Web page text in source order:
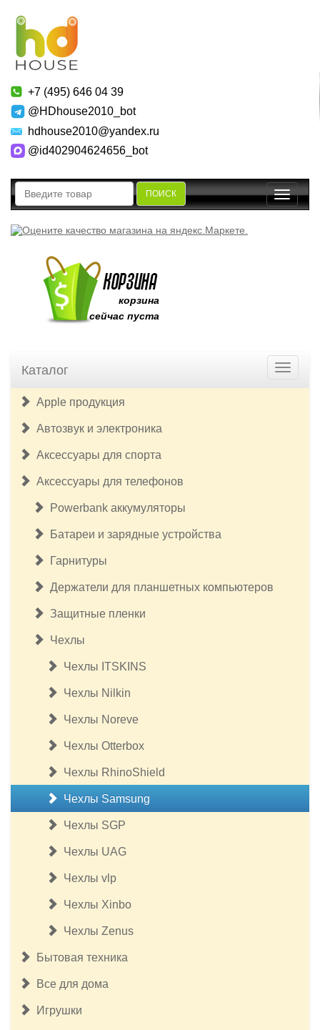
+7 (495) 646 04 39
@HDhouse2010_bot
hdhouse2010@yandex.ru
@id402904624656_bot
ПОИСК
Toggle
корзина
сейчас пуста
Каталог
Apple продукция
Автозвук и электроника
Аксессуары для спорта
Аксессуары для телефонов
Powerbank аккумуляторы
Батареи и зарядные устройства
Гарнитуры
Держатели для планшетных компьютеров
Защитные пленки
Чехлы
Чехлы ITSKINS
Чехлы Nilkin
Чехлы Noreve
Чехлы Otterbox
Чехлы RhinoShield
Чехлы Samsung
Чехлы SGP
Чехлы UAG
Чехлы vlp
Чехлы Xinbo
Чехлы Zenus
Бытовая техника
Все для дома
Игрушки